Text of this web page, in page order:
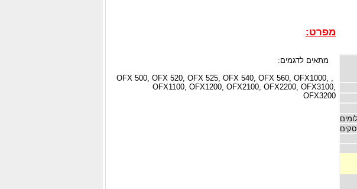
מפרט:
מתאים לדגמים:
, OFX 500, OFX 520, OFX 525, OFX 540, OFX 560, OFX1000,
OFX1100, OFX1200, OFX2100, OFX2200, OFX3100,
OFX3200